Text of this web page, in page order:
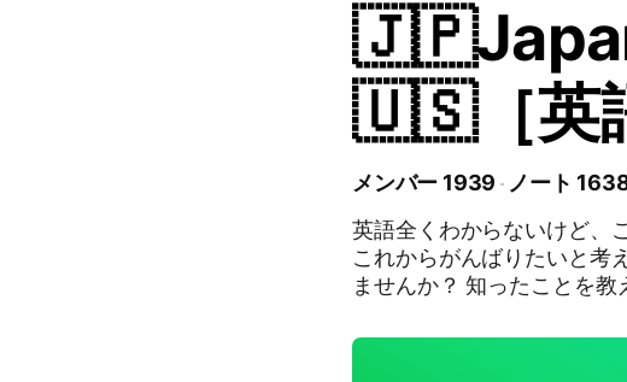
🇺🇸［英
メンバー 1939
ノート
英語全くわからないけど、これ
これからがんばりたいと考
ませんか？ 知ったことを教え合うことで勉強量と記憶力アップ⤴️ 英語話
か？ Teach me English because I teach Japanese. #英語 #英会話 #
海外旅行 #日本語学習 #